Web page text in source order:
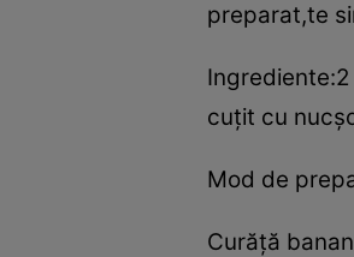
preparat,te
cuţit cu
Mod de
Curăţă